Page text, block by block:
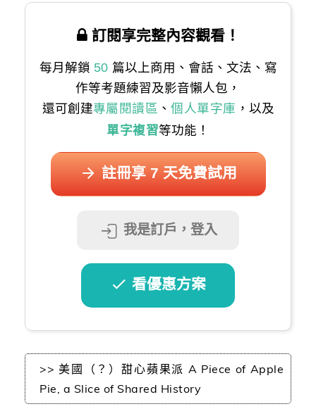
訂閱享完整內容觀看！
每月解鎖 50 篇以上商用、會話、文法、寫
作等考題練習及影音懶人包，
還可創建專屬閱讀區 、 個人單字庫 ，以及
單字複習等功能！
註冊享 7 天免費試用
我是訂戶，登入
看優惠方案
>> 美國（？）甜心蘋果派 A Piece of Apple
Pie, a Slice of Shared History